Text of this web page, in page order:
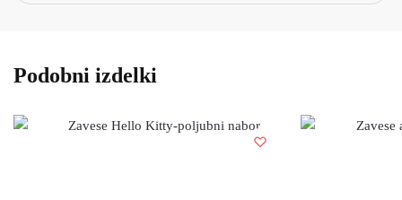
Podobni izdelki